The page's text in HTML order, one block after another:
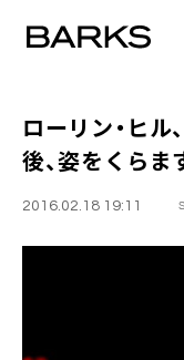
ローリン・ヒル
後、姿をくらま
2016.02.18 19:11